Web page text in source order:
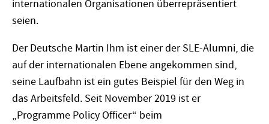
internationalen Organisationen überrepräsentiert
seien.
Der Deutsche Martin Ihm ist einer der SLE-Alumni, die
auf der internationalen Ebene angekommen sind,
seine Laufbahn ist ein gutes Beispiel für den Weg in
das Arbeitsfeld. Seit November 2019 ist er
„Programme Policy Officer“ beim